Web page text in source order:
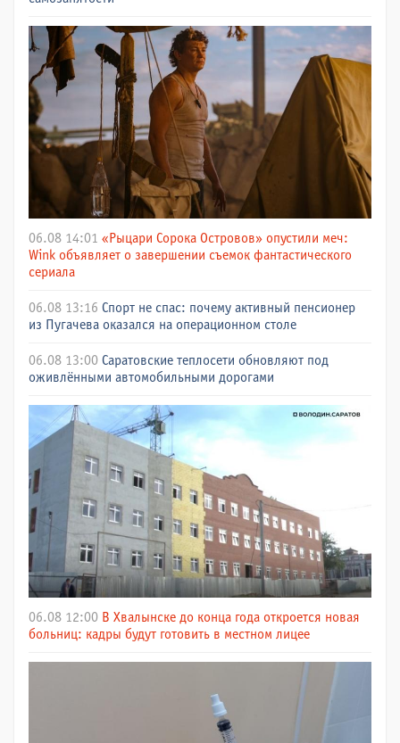
06.08 14:01 «Рыцари Сорока Островов» опустили меч:
Wink объявляет о завершении съемок фантастического
сериала
06.08 13:16 Спорт не спас: почему активный пенсионер
из Пугачева оказался на операционном столе
06.08 13:00 Саратовские теплосети обновляют под
оживлёнными автомобильными дорогами
06.08 12:00 В Хвалынске до конца года откроется новая
больниц: кадры будут готовить в местном лицее